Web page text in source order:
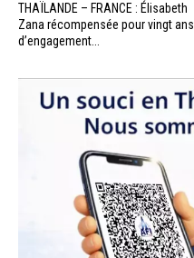
THAÏLANDE – FRANCE : Élisabeth
Zana récompensée pour vingt ans
d’engagement...